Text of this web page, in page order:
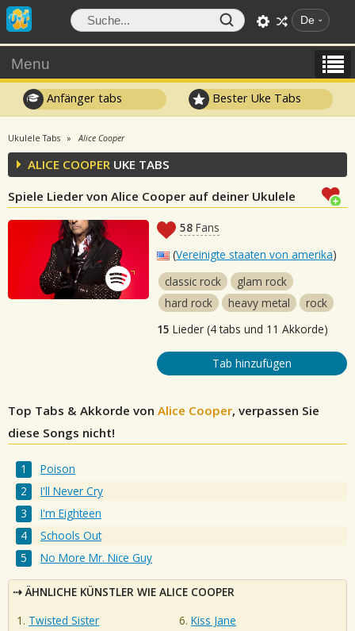
De
Menu
Anfänger tabs Bester Uke Tabs
Ukulele Tabs Alice Cooper
ALICE COOPER UKE TABS
Spiele Lieder von Alice Cooper auf deiner Ukulele
58 Fans
(Vereinigte staaten von amerika)
classic rock
glam rock
hard rock
heavy metal
rock
15 Lieder (4 tabs und 11 Akkorde)
Tab hinzufügen
Top Tabs & Akkorde von Alice Cooper, verpassen Sie
diese Songs nicht!
Poison
I'll Never Cry
I'm Eighteen
Schools Out
No More Mr. Nice Guy
ÄHNLICHE KÜNSTLER WIE ALICE COOPER
Twisted Sister
Kiss Jane